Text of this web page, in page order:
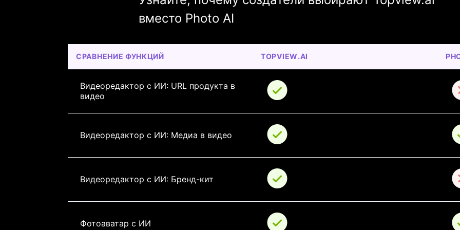
вместо Photo AI
СРАВНЕНИЕ ФУНКЦИЙ TOPVIEW.AI
Видеоредактор с ИИ: URL продукта в
видео
Видеоредактор с ИИ: Медиа в видео
Видеоредактор с ИИ: Бренд-кит
Фотоаватар с ИИ